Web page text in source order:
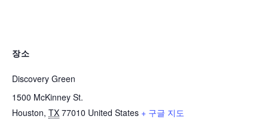
장소
Discovery Green
1500 McKinney St.
Houston, TX 77010 United States + 구글 지도